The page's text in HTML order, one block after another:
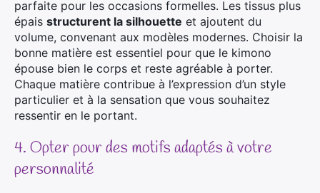
parfaite pour les occasions formelles. Les tissus plus
épais structurent la silhouette et ajoutent du
volume, convenant aux modèles modernes. Choisir la
bonne matière est essentiel pour que le kimono
épouse bien le corps et reste agréable à porter.
Chaque matière contribue à l’expression d’un style
particulier et à la sensation que vous souhaitez
ressentir en le portant.
4. Opter pour des motifs adaptés à votre
personnalité